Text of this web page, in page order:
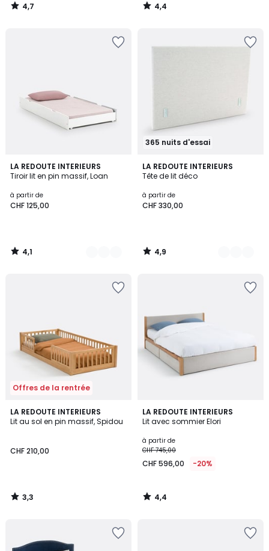
4,7
/
4,4
/
LA REDOUTE INTERIEURS
Tiroir lit en pin massif, Loan
à partir de
CHF 125,00
4,1
/ 5
2
Couleurs
4,1
/
365 nuits d'essai
LA REDOUTE INTERIEURS
Tête de lit déco
à partir de
CHF 330,00
4,9
/ 5
2
Couleurs
4,9
/
Offres de la rentrée
LA REDOUTE INTERIEURS
Lit au sol en pin massif, Spidou
CHF 210,00
3,3
/ 5
3,3
/
LA REDOUTE INTERIEURS
Lit avec sommier Elori
à partir de
CHF 745,00
CHF 596,00 -20%
4,4
/ 5
4,4
/